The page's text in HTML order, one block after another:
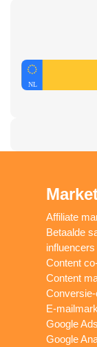
Affiliate
Betaalde
influencers
Content
Content
E-
Google
Google